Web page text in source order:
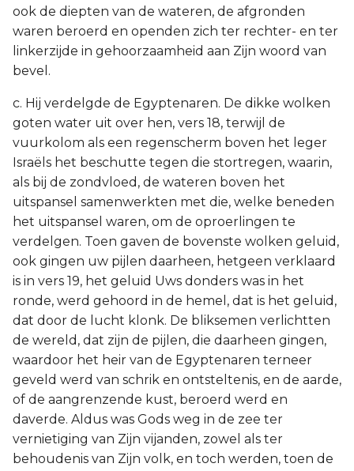
ook de diepten van de wateren, de afgronden
waren beroerd en openden zich ter rechter- en ter
linkerzijde in gehoorzaamheid aan Zijn woord van
bevel.
c. Hij verdelgde de Egyptenaren. De dikke wolken
goten water uit over hen, vers 18, terwijl de
vuurkolom als een regenscherm boven het leger
Israëls het beschutte tegen die stortregen, waarin,
als bij de zondvloed, de wateren boven het
uitspansel samenwerkten met die, welke beneden
het uitspansel waren, om de oproerlingen te
verdelgen. Toen gaven de bovenste wolken geluid,
ook gingen uw pijlen daarheen, hetgeen verklaard
is in vers 19, het geluid Uws donders was in het
ronde, werd gehoord in de hemel, dat is het geluid,
dat door de lucht klonk. De bliksemen verlichtten
de wereld, dat zijn de pijlen, die daarheen gingen,
waardoor het heir van de Egyptenaren terneer
geveld werd van schrik en ontsteltenis, en de aarde,
of de aangrenzende kust, beroerd werd en
daverde. Aldus was Gods weg in de zee ter
vernietiging van Zijn vijanden, zowel als ter
behoudenis van Zijn volk, en toch werden, toen de